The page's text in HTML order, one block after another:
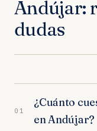
Andújar:
dudas
01
¿Cuánto
en Andújar?